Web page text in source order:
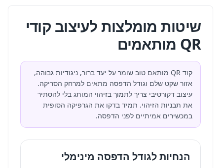
שיטות מומלצות לעיצוב קודי
QR מותאמים
קוד QR מותאם טוב שומר על יעד ברור, ניגודיות גבוהה,
אזור שקט שלם וגודל הדפסה מתאים למרחק הסריקה.
עיצוב דקורטיבי צריך לתמוך בזיהוי המותג בלי להסתיר
את תבניות הזיהוי. תמיד בדקו את הגרפיקה הסופית
במכשירים אמיתיים לפני הדפסה.
הנחיות לגודל הדפסה מינימלי